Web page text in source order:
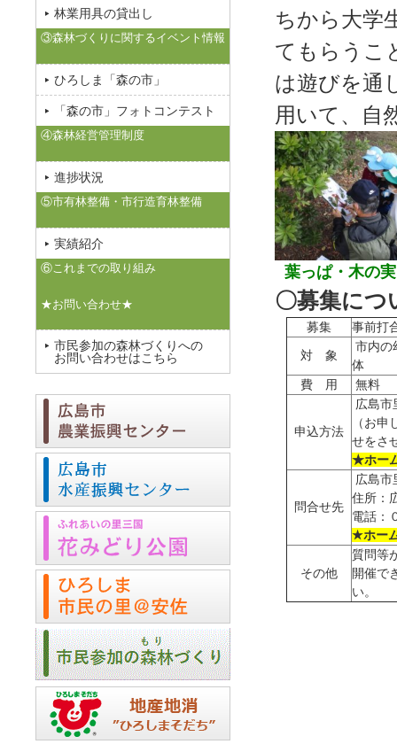
ちから大学
てもらうこ
は遊びを通
用いて、自
葉っぱ・木の
〇募集につ
募集
事前打
対 象
市内の
体
費 用
無料
申込方法
広島市
（お
せをさ
★ホー
問合せ先
広島市
住所：
電話：
★ホー
その他
質問等
開催で
い。
林業用具の貸出し
③森林づくりに関するイベント情報
ひろしま「森の市」
「森の市」フォトコンテスト
④森林経営管理制度
進捗状況
⑤市有林整備・市行造育林整備
実績紹介
⑥これまでの取り組み
★お問い合わせ★
市民参加の森林づくりへの
お問い合わせはこちら